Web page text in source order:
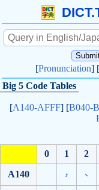
[Pronunciation] [
Big 5 Code Tables
[A140-AFFF] [B040-
0
1 2
A140
， 、